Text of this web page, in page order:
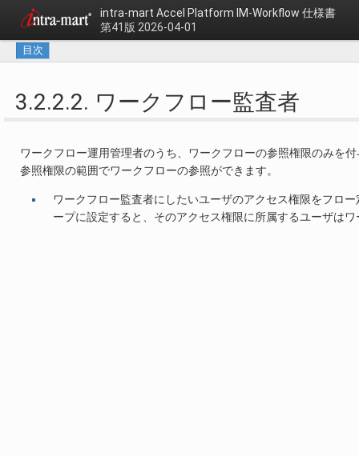
intra-mart Accel Platform IM-Workflow 仕様書
第41版 2026-04-01
目次
3.2.2.2. ワークフロー監査者
ワークフロー運用管理者のうち、ワークフローの参照権限のみを
参照権限の範囲でワークフローの参照ができます。
ワークフロー監査者にしたいユーザのアクセス権限をフロ
ープに設定すると、そのアクセス権限に所属するユーザは